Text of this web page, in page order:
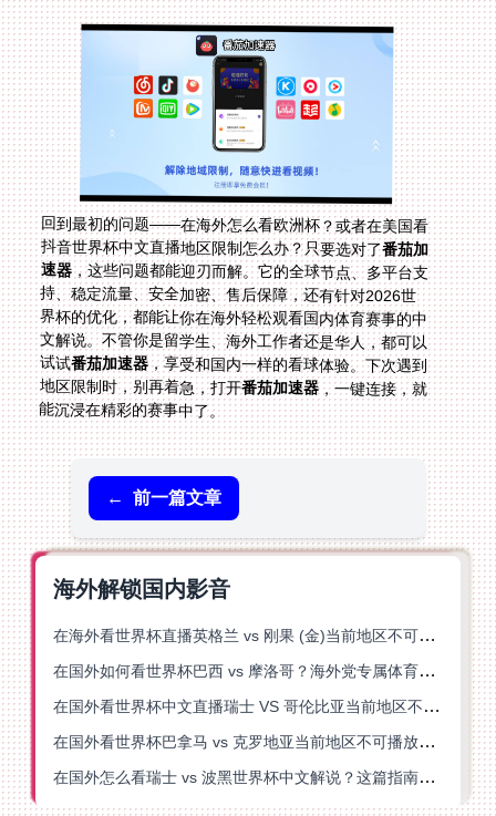
回到最初的问题——在海外怎么看欧洲杯？或者在美国看
抖音世界杯中文直播地区限制怎么办？只要选对了番茄加
速器，这些问题都能迎刃而解。它的全球节点、多平台支
持、稳定流量、安全加密、售后保障，还有针对2026世
界杯的优化，都能让你在海外轻松观看国内体育赛事的中
文解说。不管你是留学生、海外工作者还是华人，都可以
试试番茄加速器，享受和国内一样的看球体验。下次遇到
地区限制时，别再着急，打开番茄加速器，一键连接，就
能沉浸在精彩的赛事中了。
← 前一篇文章
海外解锁国内影音
在海外看世界杯直播英格兰 vs 刚果 (金)当前地区不可播放？这篇指南帮你突破所有限制
在国外如何看世界杯巴西 vs 摩洛哥？海外党专属体育观赛指南来了
在国外看世界杯中文直播瑞士 VS 哥伦比亚当前地区不可播放？这篇指南帮你搞定
在国外看世界杯巴拿马 vs 克罗地亚当前地区不可播放？这篇指南帮你轻松解决海外体育直播难题
在国外怎么看瑞士 vs 波黑世界杯中文解说？这篇指南帮你搞定所有地区限制问题